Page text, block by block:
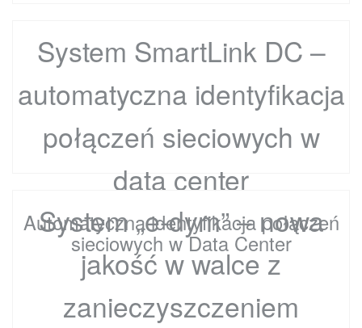
System SmartLink DC –
automatyczna identyfikacja
połączeń sieciowych w
data center
Automatyczna identyfikacja połączeń
sieciowych w Data Center
System „e-dym” – nowa
jakość w walce z
zanieczyszczeniem